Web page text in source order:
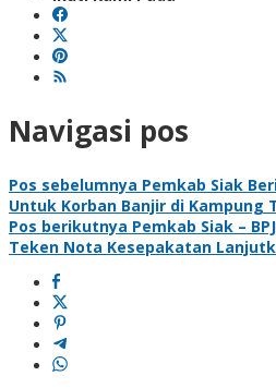
Navigasi pos
Pos sebelumnya Pemkab Siak
Untuk Korban Banjir di Kampung
Pos berikutnya Pemkab Siak –
Teken Nota Kesepakatan